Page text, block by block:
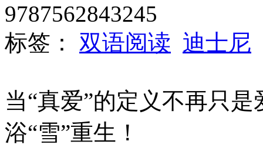
9787562843245
标签： 双语阅读 迪士尼
当“真爱”的定义不再只
浴“雪”重生！